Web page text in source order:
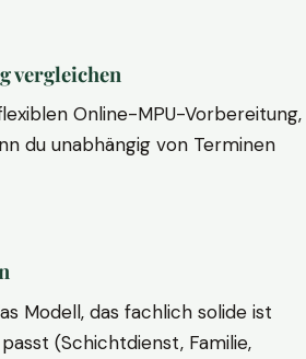
vergleichen
Online-MPU-Vorbereitung,
du unabhängig von Terminen
Modell, das fachlich solide ist
(Schichtdienst, Familie,